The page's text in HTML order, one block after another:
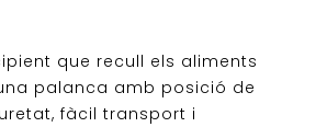
que recull els aliments
palanca amb posició de
fàcil transport i